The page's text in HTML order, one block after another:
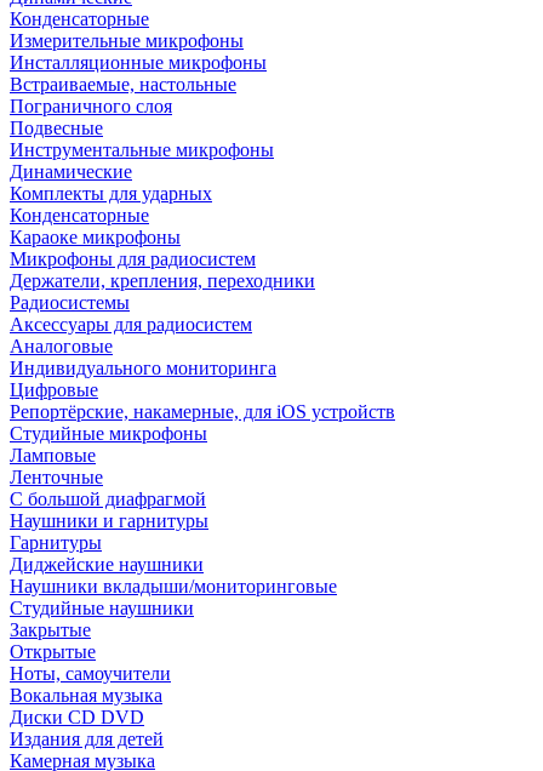
Конденсаторные
Измерительные микрофоны
Инсталляционные микрофоны
Встраиваемые, настольные
Пограничного слоя
Подвесные
Инструментальные микрофоны
Динамические
Комплекты для ударных
Конденсаторные
Караоке микрофоны
Микрофоны для радиосистем
Держатели, крепления, переходники
Радиосистемы
Аксессуары для радиосистем
Аналоговые
Индивидуального мониторинга
Цифровые
Репортёрские, накамерные, для iOS устройств
Студийные микрофоны
Ламповые
Ленточные
С большой диафрагмой
Наушники и гарнитуры
Гарнитуры
Диджейские наушники
Наушники вкладыши/мониторинговые
Студийные наушники
Закрытые
Открытые
Ноты, самоучители
Вокальная музыка
Диски CD DVD
Издания для детей
Камерная музыка